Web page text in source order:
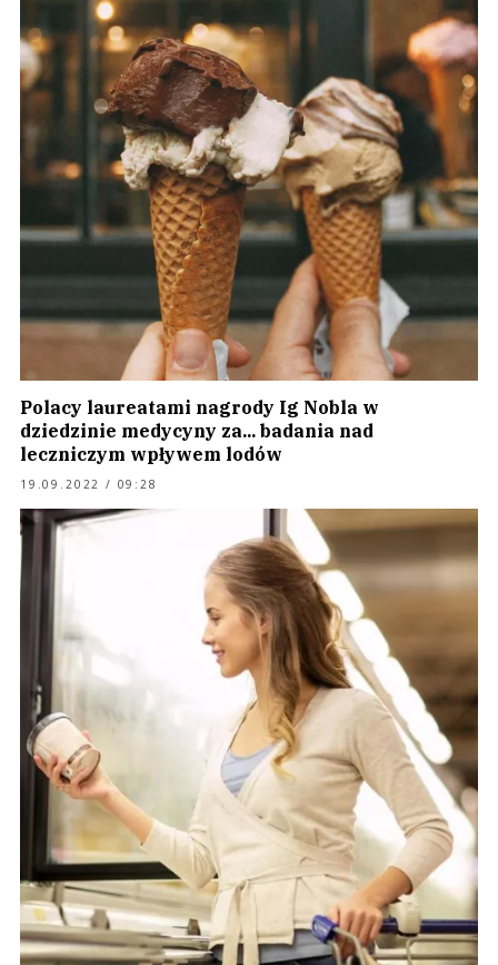
Polacy laureatami nagrody Ig Nobla w
dziedzinie medycyny za... badania nad
leczniczym wpływem lodów
19.09.2022 / 09:28